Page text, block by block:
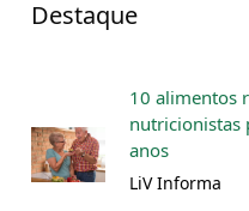
Destaque
10 alimentos
nutricionistas
anos
LiV Informa